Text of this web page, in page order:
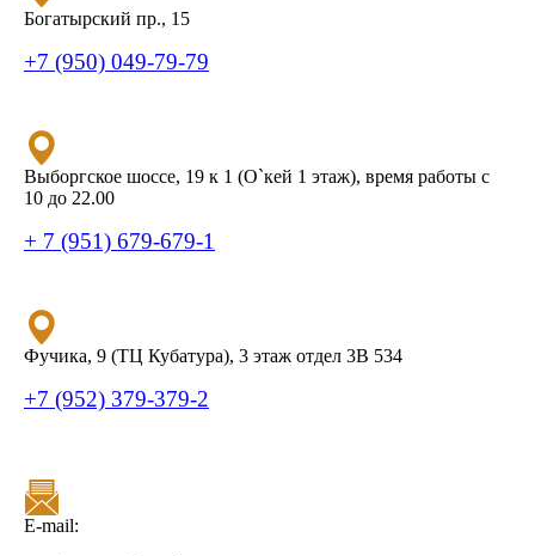
Богатырский пр., 15
+7 (950) 049-79-79
Выборгское шоссе, 19 к 1 (О`кей 1 этаж), время работы с
10 до 22.00
+ 7 (951) 679-679-1
Фучика, 9 (ТЦ Кубатура), 3 этаж отдел 3В 534
+7 (952) 379-379-2
E-mail: